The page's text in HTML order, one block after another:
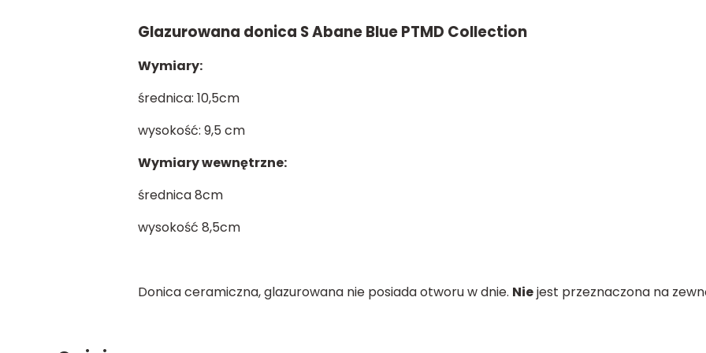
Glazurowana donica S Abane Blue PTMD Collection
Wymiary:
średnica: 10,5cm
wysokość: 9,5 cm
Wymiary wewnętrzne:
średnica 8cm
wysokość 8,5cm
Donica ceramiczna, glazurowana nie posiada otworu w dnie. Niejest przeznaczona na